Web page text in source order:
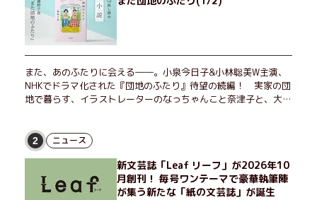
また、あのふたりに会える――。小泉今日子&小林聡美W主演、
NHKでドラマ化された『団地のふたり』待望の続編！ 実家の団
地で暮らす、イラストレーターのなっちゃんこと奈津子と、大学
げたり、部屋でふたりだけの「台湾映画祭」を催したり。50代
独身、幼なじみの変わらぬ友情とささやかな幸せの日々を描く。
2 ニュース
新文芸誌「Leaf リーフ」が2026年10
月創刊！ 毎号ワンテーマで豪華執筆陣
が集う新たな「紙の文芸誌」が誕生